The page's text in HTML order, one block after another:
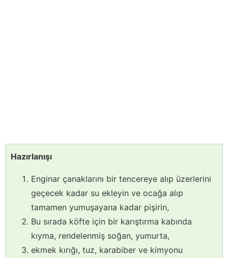
Hazırlanışı
Enginar çanaklarını bir tencereye alıp üzerlerini
geçecek kadar su ekleyin ve ocağa alıp
tamamen yumuşayana kadar pişirin,
Bu sırada köfte için bir karıştırma kabında
kıyma, rendelenmiş soğan, yumurta,
ekmek kırığı, tuz, karabiber ve kimyonu